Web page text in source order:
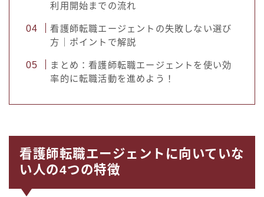
利用開始までの流れ
看護師転職エージェントの失敗しない選び
方｜ポイントで解説
まとめ：看護師転職エージェントを使い効
率的に転職活動を進めよう！
看護師転職エージェントに向いていな
い人の4つの特徴